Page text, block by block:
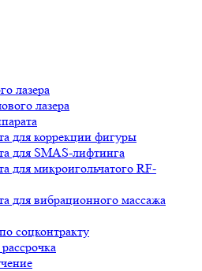
лазера
лазера
для коррекции фигуры
для SMAS-лифтинга
для микроигольчатого RF-
для вибрационного массажа
соцконтракту